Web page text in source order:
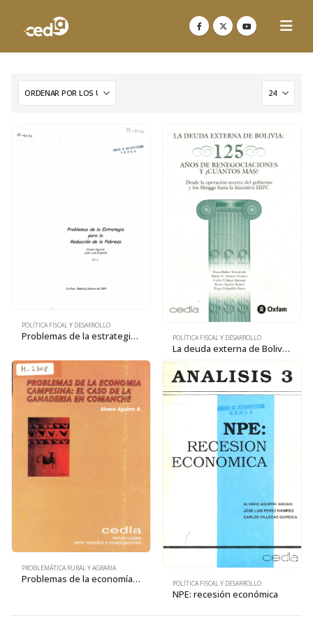
POLÍTICA FISCAL Y DESARROLLO
Problemas de la estrategia para la reducción de la pobreza 3 POLÍTICA FISCAL Y DESARROLLO
La deuda externa de Bolivia: 125 años de renegociaciones y ¿cuántos más?
PROBLEMÁTICA RURAL Y AGRARIA
Problemas de la economía campesina: El caso de la ganadería en Comanche POLÍTICA FISCAL Y DESARROLLO
NPE: recesión económica